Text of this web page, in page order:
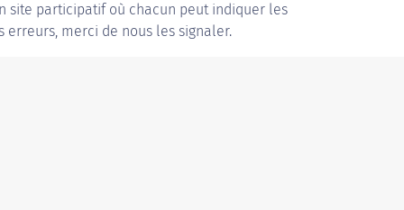
site participatif où chacun peut indiquer les
erreurs, merci de nous les signaler.